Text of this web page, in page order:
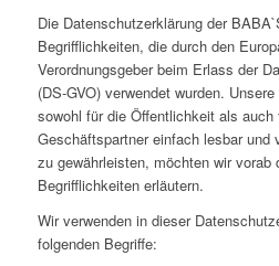
Die Datenschutzerklärung der
Begrifflichkeiten, die durch den
Verordnungsgeber beim Erlass der
(DS-GVO) verwendet wurden.
sowohl für die Öffentlichkeit als auch
Geschäftspartner einfach lesbar und
zu gewährleisten, möchten wir vorab
Begrifflichkeiten erläutern.
Wir verwenden in dieser
folgenden Begriffe: